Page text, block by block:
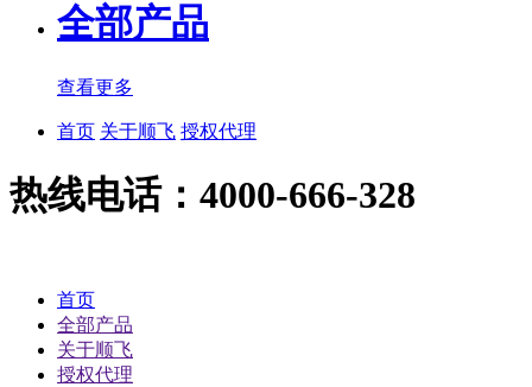
全部产品
查看更多
首页 关于顺飞 授权代理
热线电话：4000-666-328
首页
全部产品
关于顺飞
授权代理